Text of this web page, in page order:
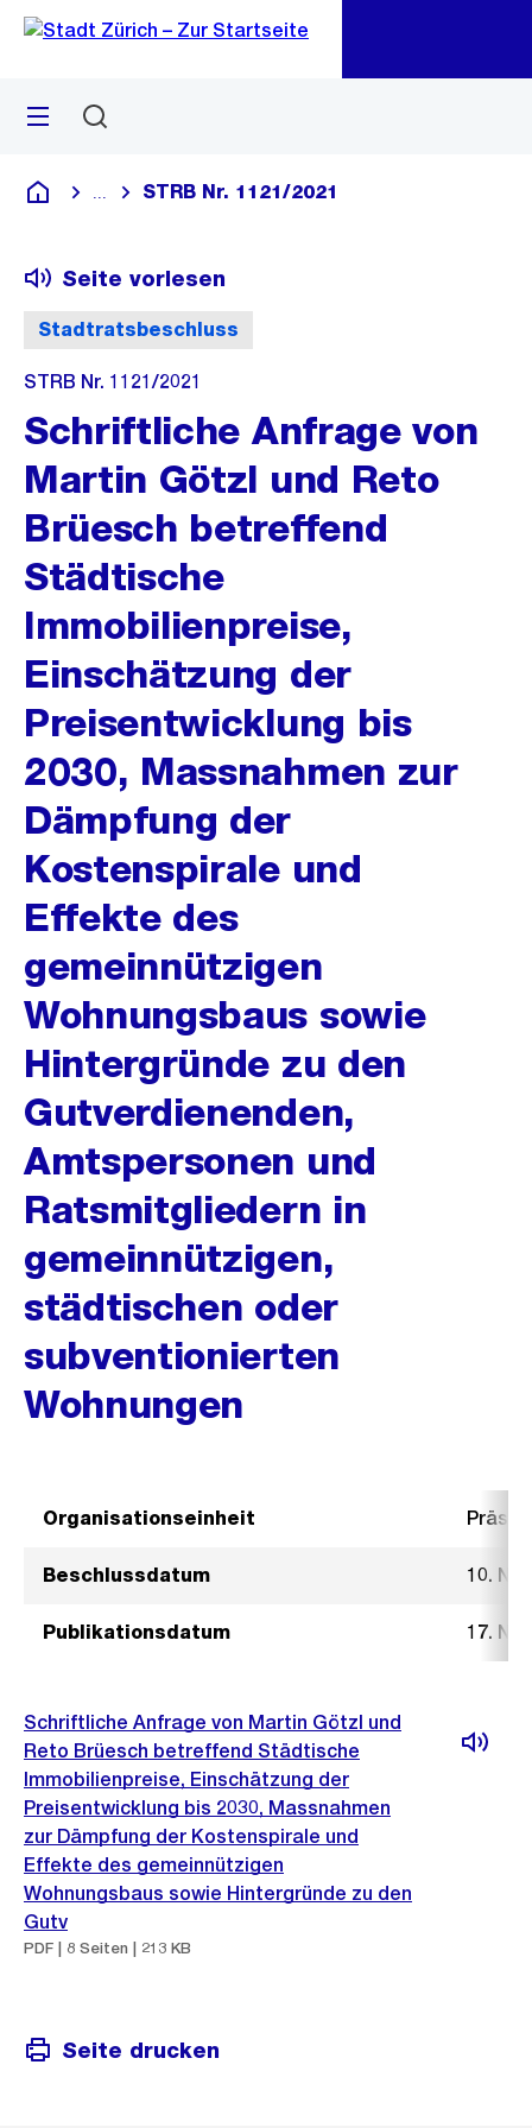
Navigation
Sprunglink
Menü
Deutsch
Blende alle Breadcrumbs ein
STRB Nr. 1121/2021
Stadtratsbeschluss
Seite vorlesen
STRB Nr. 1121/2021
Schriftliche Anfrage von
Martin Götzl und Reto
Brüesch betreffend
Städtische
Immobilienpreise,
Einschätzung der
Preisentwicklung bis
2030, Massnahmen zur
Dämpfung der
Kostenspirale und
Effekte des
gemeinnützigen
Wohnungsbaus sowie
Hintergründe zu den
Gutverdienenden,
Amtspersonen und
Ratsmitgliedern in
gemeinnützigen,
städtischen oder
subventionierten
Wohnungen
Organisationseinheit
Beschlussdatum 10.
Publikationsdatum 17.
Schriftliche Anfrage von Martin Götzl und
Reto Brüesch betreffend Städtische
Immobilienpreise, Einschätzung der
Preisentwicklung bis 2030, Massnahmen
zur Dämpfung der Kostenspirale und
Effekte des gemeinnützigen
Wohnungsbaus sowie Hintergründe zu den
Gutv
PDF | 8 Seiten | 213 KB
Seite drucken